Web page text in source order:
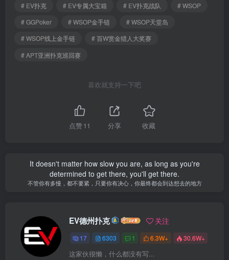
# EV扑克
# EV专属大宝箱 # EV扑克战队
# WSOP
# GGPoker
# WSOP金手链
# WSOP天堂岛
# WSOP线上金手链
# 百W赏金猎人大奖赛
# APT亚洲扑克巡回赛
喜欢就支持一下吧
点赞11 分享 收藏
It doesn't matter how slow you are, as long as you're
determined to get there, you'll get there.
不管你有多慢，都不要紧，只要你有决心，你最终都会到达想去的地方
EV德州扑克 关注
17 6303 1 6.3W+ 30.6W+
这家伙很懒，什么都没有写...